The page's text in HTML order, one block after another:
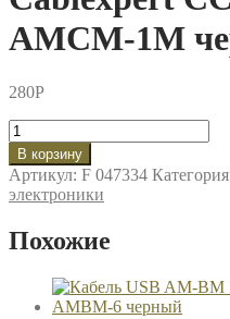
AMCM-1M
280P
Количество
товара
Кабель
USB3.0-
TypeC
Cablexpert
USB3-
AMCM-
В корзину
Артикул: F 047334
электроники
Похожие